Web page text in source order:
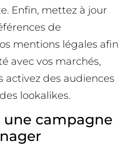
Enfin, mettez à jour
de
mentions légales afin
avec vos marchés,
activez des audiences
lookalikes.
une campagne